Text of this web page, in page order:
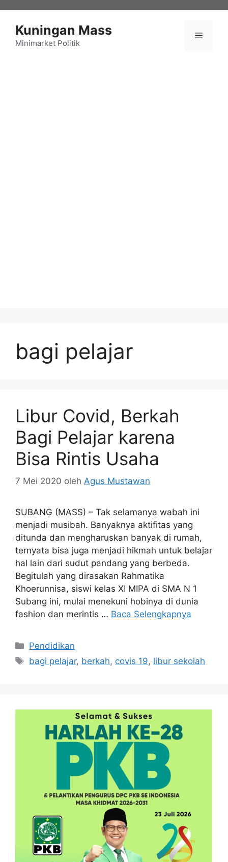
Kuningan Mass
Minimarket Politik
Menu
bagi pelajar
Libur Covid, Berkah
Bagi Pelajar karena
Bisa Rintis Usaha
7 Mei 2020 oleh Agus Mustawan
SUBANG (MASS) – Tak selamanya wabah ini
menjadi musibah. Banyaknya aktifitas yang
ditunda dan mengharuskan banyak di rumah,
ternyata bisa juga menjadi hikmah untuk belajar
hal lain dari sudut pandang yang berbeda.
Begitulah yang dirasakan Rahmatika
Khoerunnisa, siswi kelas XI MIPA di SMA N 1
Subang ini, mulai menekuni hobinya di dunia
fashion dan merintis … Baca Selengkapnya
Kategori
Pendidikan
Tag
bagi pelajar, berkah, covis 19, libur sekolah